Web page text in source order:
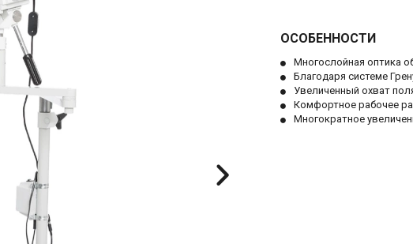
ОСОБЕННОСТИ
Многослойная оптика
Благодаря системе
Увеличенный охват
Комфортное рабочее
Многократное